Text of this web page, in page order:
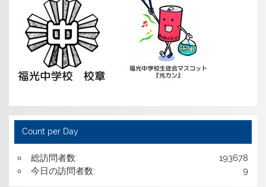
Count per Day
193678
総訪問者数:
9
今日の訪問者数: